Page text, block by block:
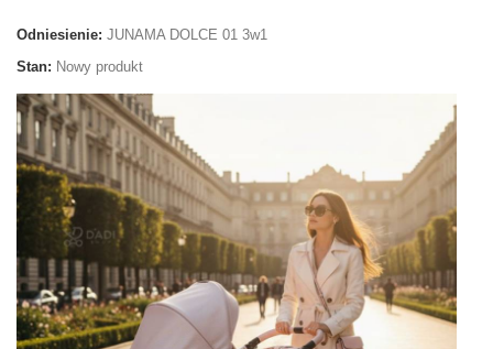
Odniesienie: JUNAMA DOLCE 01 3w1
Stan: Nowy produkt